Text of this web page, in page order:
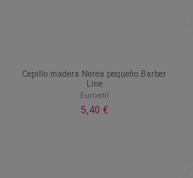
Cepillo madera Nerea pequeño Barber
Line
Eurostil
5,40 €